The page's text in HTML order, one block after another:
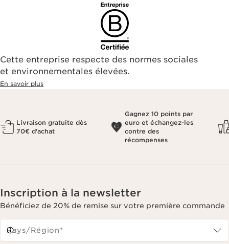
Cette entreprise respecte des normes sociales
et environnementales élevées.
En savoir plus
Livraison gratuite dès
70€ d'achat
Gagnez 10 points par
euro et échangez-les
contre des
récompenses
Inscription à la newsletter
Bénéficiez de 20% de remise sur votre première commande
Pays/Région*